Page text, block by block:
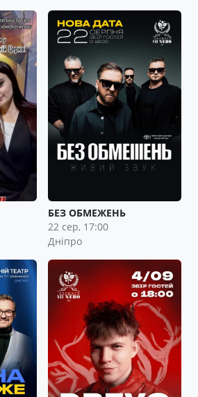
БЕЗ ОБМЕЖЕНЬ
22 сер, 17:00
Дніпро